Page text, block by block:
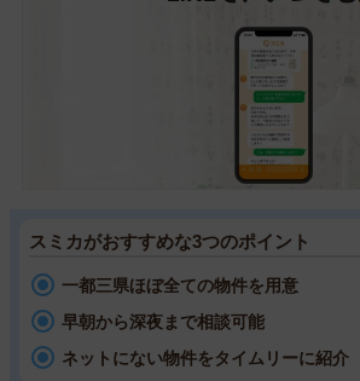
スミカがおすすめな3つのポイント
一都三県ほぼ全ての物件を用意
早朝から深夜まで相談可能
ネットにない物件をタイムリーに紹介